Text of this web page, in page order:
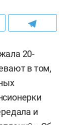
20-
в том,
и